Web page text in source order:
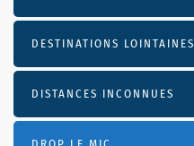
DESTINATIONS LOINTAINES
DISTANCES INCONNUES